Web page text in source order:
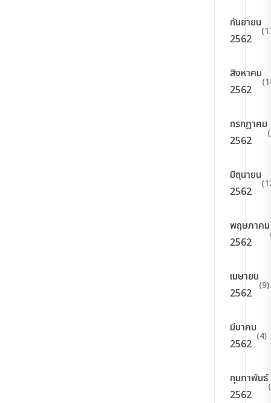
กันยายน
2562
สิงหาคม
2562
กรกฎาคม
2562
มิถุนายน
2562
พฤษภาคม
2562
เมษายน
2562
(9)
มีนาคม
2562
(4)
กุมภาพันธ์
2562